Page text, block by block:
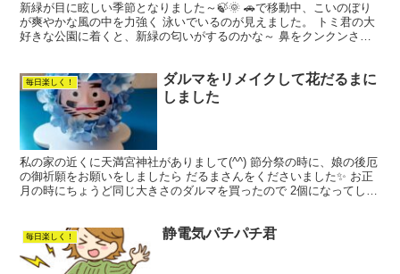
新緑が目に眩しい季節となりました～🍃🌞 🚗で移動中、こいのぼり
が爽やかな風の中を力強く 泳いでいるのが見えました。 トミ君の大
好きな公園に着くと、新緑の匂いがするのかな～ 鼻をクンクンさせ
毎日楽しく！
ダルマをリメイクして花だるまに
しました
私の家の近くに天満宮神社がありまして(^^) 節分祭の時に、娘の後厄
の御祈願をお願いをしましたら だるまさんをくださいました✨ お正
月の時にちょうど同じ大きさのダルマを買ったので 2個になってしま
毎日楽しく！ 静電気パチパチ君